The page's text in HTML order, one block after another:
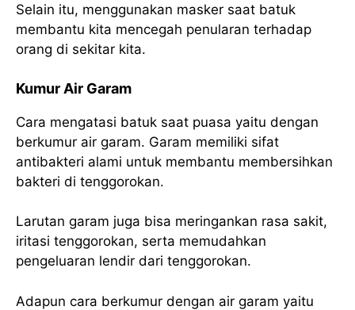
Selain itu, menggunakan masker saat batuk
membantu kita mencegah penularan terhadap
orang di sekitar kita.
Kumur Air Garam
Cara mengatasi batuk saat puasa yaitu dengan
berkumur air garam. Garam memiliki sifat
antibakteri alami untuk membantu membersihkan
bakteri di tenggorokan.
Larutan garam juga bisa meringankan rasa sakit,
iritasi tenggorokan, serta memudahkan
pengeluaran lendir dari tenggorokan.
Adapun cara berkumur dengan air garam yaitu